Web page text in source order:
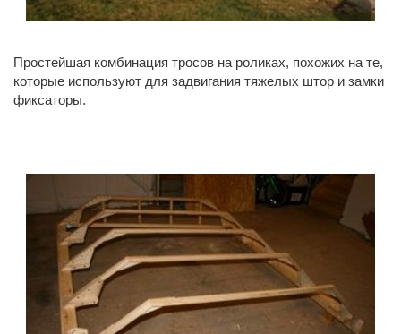
Простейшая комбинация тросов на роликах, похожих на те,
которые используют для задвигания тяжелых штор и замки
фиксаторы.